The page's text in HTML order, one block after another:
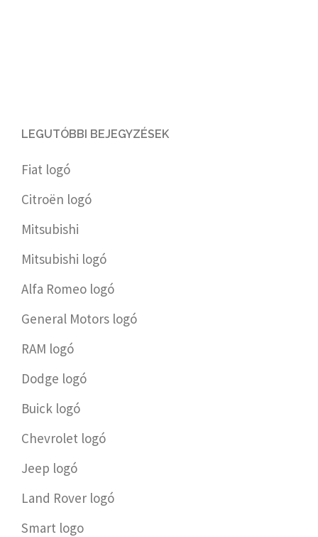
LEGUTÓBBI BEJEGYZÉSEK
Fiat logó
Citroën logó
Mitsubishi
Mitsubishi logó
Alfa Romeo logó
General Motors logó
RAM logó
Dodge logó
Buick logó
Chevrolet logó
Jeep logó
Land Rover logó
Smart logo